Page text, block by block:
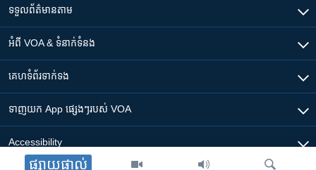
ផ្សាយផ្ទាល់
ទទួល​ព័ត៌មាន​តាម
អំពី​ VOA & ទំនាក់ទំនង
គេហទំព័រ​​ទាក់ទង
ទាញយក​ App ផ្សេងៗ​របស់​ VOA
Accessibility